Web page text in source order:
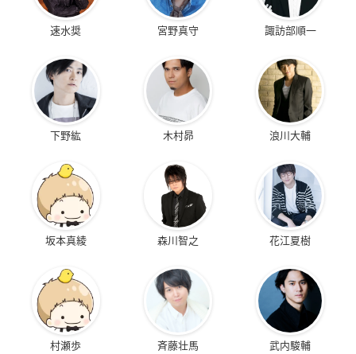
速水奨 宮野真守 諏訪部順一
下野紘 木村昴 浪川大輔
坂本真綾 森川智之 花江夏樹
村瀬歩 斉藤壮馬 武内駿輔